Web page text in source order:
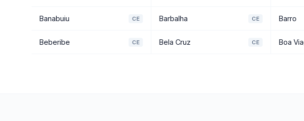
Banabuiu CE Barbalha CE Barro
Beberibe CE Bela Cruz CE Boa